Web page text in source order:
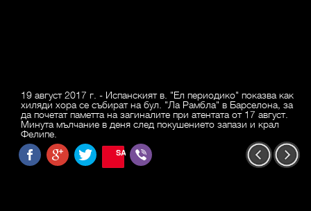
19 август 2017 г. - Испанският в. "Ел периодико" показва как
хиляди хора се събират на бул. "Ла Рамбла" в Барселона, за
да почетат паметта на загиналите при атентата от 17 август.
Минута мълчание в деня след покушението запази и крал
Фелипе.
SAVE